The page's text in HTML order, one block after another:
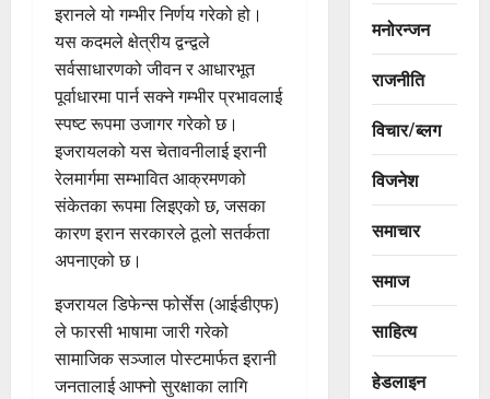
इरानले यो गम्भीर निर्णय गरेको हो।
यस कदमले क्षेत्रीय द्वन्द्वले
सर्वसाधारणको जीवन र आधारभूत
पूर्वाधारमा पार्न सक्ने गम्भीर प्रभावलाई
स्पष्ट रूपमा उजागर गरेको छ।
इजरायलको यस चेतावनीलाई इरानी
रेलमार्गमा सम्भावित आक्रमणको
संकेतका रूपमा लिइएको छ, जसका
कारण इरान सरकारले ठूलो सतर्कता
अपनाएको छ।
इजरायल डिफेन्स फोर्सेस (आईडीएफ)
ले फारसी भाषामा जारी गरेको
सामाजिक सञ्जाल पोस्टमार्फत इरानी
जनतालाई आफ्नो सुरक्षाका लागि
मनोरन्जन
राजनीति
विचार/ब्लग
विजनेश
समाचार
समाज
साहित्य
हेडलाइन